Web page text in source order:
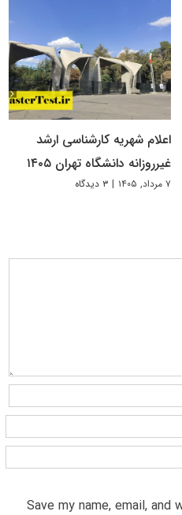
اعلام شهریه کارشناسی ارشد
غیرروزانه دانشگاه تهران ۱۴۰۵
۷ مرداد, ۱۴۰۵ | ۳ دیدگاه
Save my name, email,